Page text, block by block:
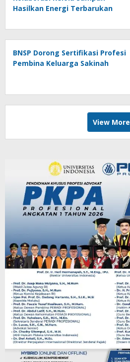
Hasilkan Energi Terbarukan
BNSP Dorong Sertifikasi Profesi
Pembina Keluarga Sakinah
View More